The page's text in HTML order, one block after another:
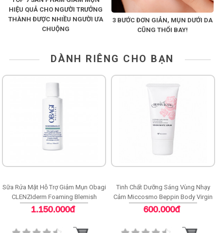
HIỆU QUẢ CHO NGƯỜI TRƯỞNG
THÀNH ĐƯỢC NHIỀU NGƯỜI ƯA
CHUỘNG
3 BƯỚC ĐƠN GIẢN, MỤN DƯỚI DA
CŨNG THỔI BAY!
DÀNH RIÊNG CHO BẠN
Sữa Rửa Mặt Hỗ Trợ Giảm Mụn Obagi
CLENZIderm Foaming Blemish
Cleanser
1.150.000đ
Tinh Chất Dưỡng Sáng Vùng Nhạy
Cảm Miccosmo Beppin Body Virgin
White Serum
600.000đ